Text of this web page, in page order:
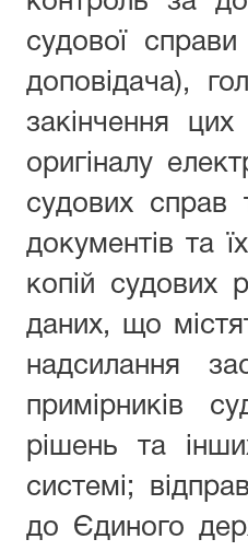
судової
доповідача),
закінчення
оригіналу
судових справ
документів та
копій судових
даних, що
надсилання
примірників
рішень та
системі;
до Єдиного